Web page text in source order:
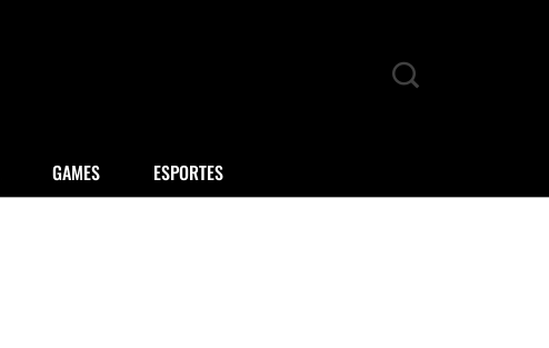
GAMES
ESPORTES